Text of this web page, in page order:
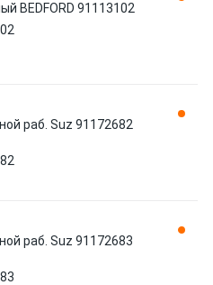
BEDFORD 91113102
раб. Suz 91172682
раб. Suz 91172683